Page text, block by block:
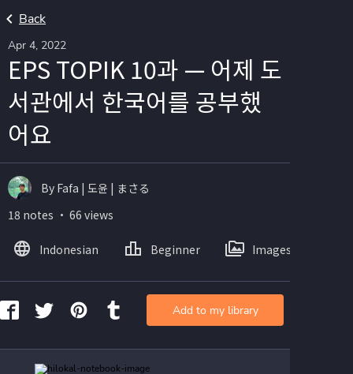
Back
Apr 4, 2022
EPS TOPIK 10과 — 어제 도
서관에서 한국어를 공부했
어요
By Fafa | 도윤 | まさる
18 notes ・ 66 views
Indonesian Beginner Images
Add to my library